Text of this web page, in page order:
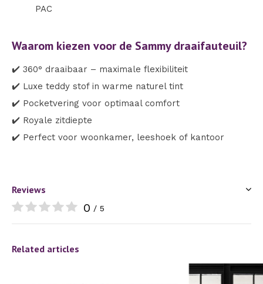
PAC
Waarom kiezen voor de Sammy draaifauteuil?
✔️ 360° draaibaar – maximale flexibiliteit
✔️ Luxe teddy stof in warme naturel tint
✔️ Pocketvering voor optimaal comfort
✔️ Royale zitdiepte
✔️ Perfect voor woonkamer, leeshoek of kantoor
Reviews
0 / 5
Related articles